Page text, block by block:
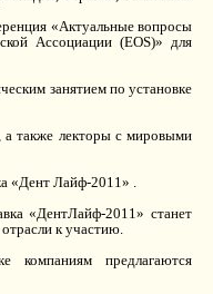
«Актуальные вопросы
Ассоциации (EOS)» для
занятием по установке
а также лекторы с мировыми
«Дент Лайф-2011» .
«ДентЛайф-2011» станет
к участию.
компаниям предлагаются